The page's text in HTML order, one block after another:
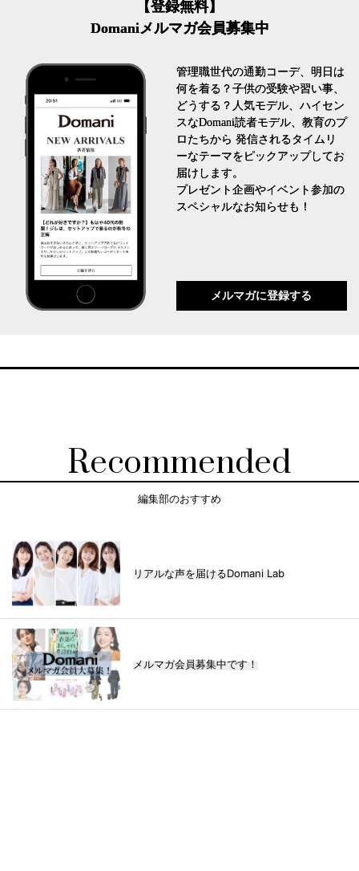
【登録無料】
Domaniメルマガ会員募集中
管理職世代の通勤コーデ、明日は
何を着る？子供の受験や習い事、
どうする？人気モデル、ハイセン
スなDomani読者モデル、教育のプ
ロたちから 発信されるタイムリ
ーなテーマをピックアップしてお
届けします。
プレゼント企画やイベント参加の
スペシャルなお知らせも！
メルマガに登録する
Recommended
編集部のおすすめ
リアルな声を届けるDomani Lab
メルマガ会員募集中です！